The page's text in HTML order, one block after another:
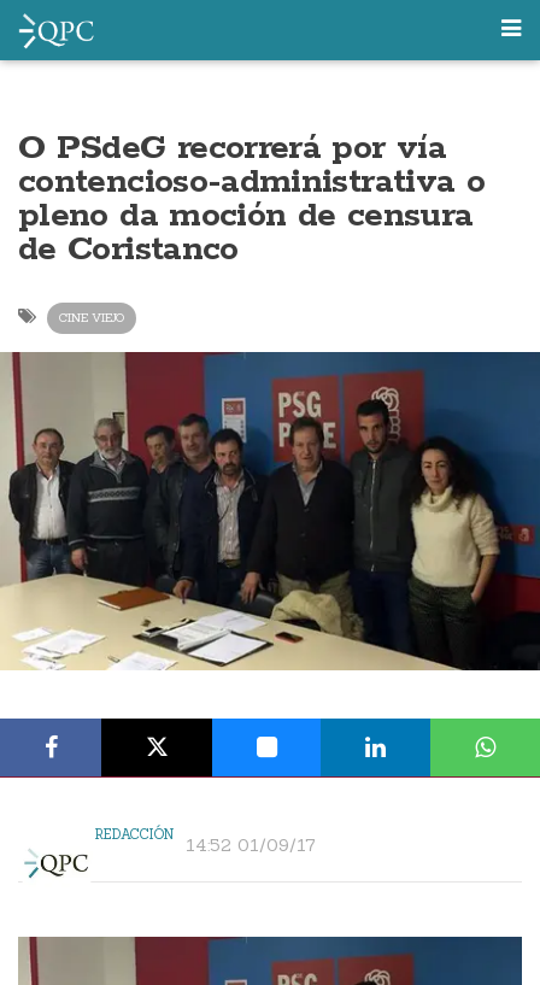
O PSdeG recorrerá por vía
contencioso-administrativa o
pleno da moción de censura
de Coristanco
CINE VIEJO
REDACCIÓN 14:52 01/09/17